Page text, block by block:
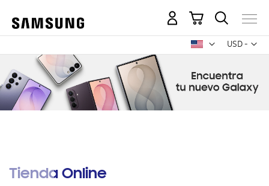
USD -
dólar
Mi carrito
Tienda Online